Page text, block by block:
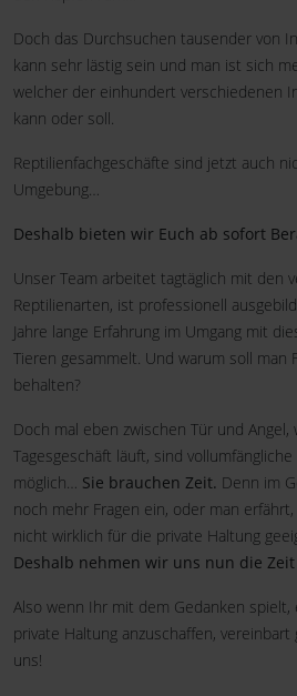
Doch das Durchsuchen tausender von
kann sehr lästig sein und man ist sich
welcher der einhundert verschiedenen
kann oder soll.
Reptilienfachgeschäfte sind jetzt auch
Umgebung…
Deshalb bieten wir Euch ab sofort
Unser Team arbeitet tagtäglich mit den
Reptilienarten, ist professionell
Jahre lange Erfahrung im Umgang mit
Tieren gesammelt. Und warum soll man
behalten?
Doch mal eben zwischen Tür und Angel,
Tagesgeschäft läuft, sind
möglich… Sie brauchen Zeit. Denn im
noch mehr Fragen ein, oder man
nicht wirklich für die private Haltung
Deshalb nehmen wir uns nun die
Also wenn Ihr mit dem Gedanken spielt,
private Haltung anzuschaffen,
uns!